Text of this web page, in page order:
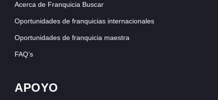
Acerca de Franquicia Buscar
Oportunidades de franquicias internacionales
Oportunidades de franquicia maestra
FAQ’s
APOYO